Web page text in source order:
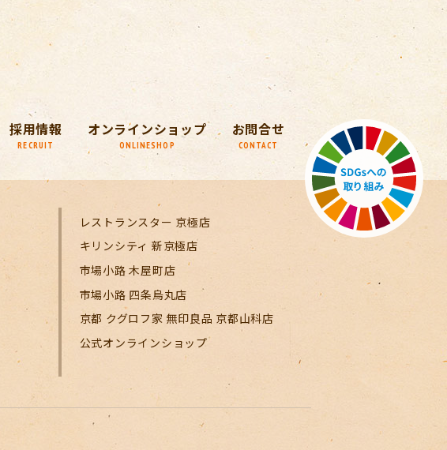
採用情報
RECRUIT
オンラインショップ
ONLINESHOP
お問合せ
CONTACT
レストランスター 京極店
キリンシティ 新京極店
市場小路 木屋町店
市場小路 四条烏丸店
京都 クグロフ家 無印良品 京都山科店
公式オンラインショップ